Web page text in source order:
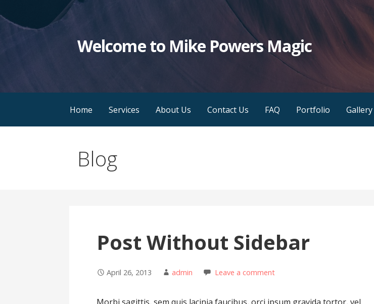
to
Welcome to Mike Powers Magic
Home Services About Us Contact Us FAQ Portfolio Gallery
Blog
Post Without Sidebar
April 26, 2013 admin Leave a comment